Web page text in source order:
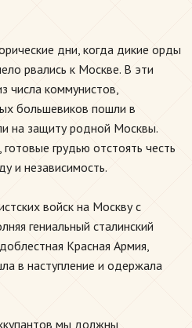
дни, когда дикие орды
рвались к Москве. В эти
числа коммунистов,
большевиков пошли в
на защиту родной Москвы.
грудью отстоять честь
и независимость.
войск на Москву с
гениальный сталинский
Красная Армия,
в наступление и одержала
мы должны